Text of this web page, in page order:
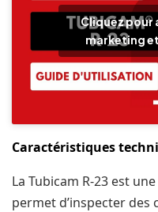
Cliquez pour
marketing
Caractéristiques
La Tubicam R-23 est
permet d’inspecter